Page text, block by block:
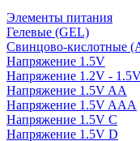
Элементы питания
Гелевые (GEL)
Свинцово-кислотные
Напряжение 1.5V
Напряжение 1.2V -
Напряжение 1.5V AA
Напряжение 1.5V AAA
Напряжение 1.5V C
Напряжение 1.5V D